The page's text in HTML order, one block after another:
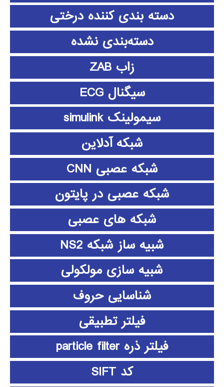
دسته بندی کننده درختی
دسته‌بندی نشده
زاب ZAB
سیگنال ECG
سیمولینک simulink
شبکه آدلاین
شبکه عصبی CNN
شبکه عصبی در پایتون
شبکه های عصبی
شبیه ساز شبکه NS2
شبیه سازی مولکولی
شناسایی حروف
فیلتر تطبیقی
فیلتر ذره particle filter
کد SIFT